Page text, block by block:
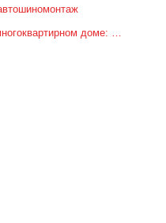
доме: …